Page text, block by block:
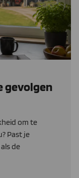
gevolgen
om te
Past je
de